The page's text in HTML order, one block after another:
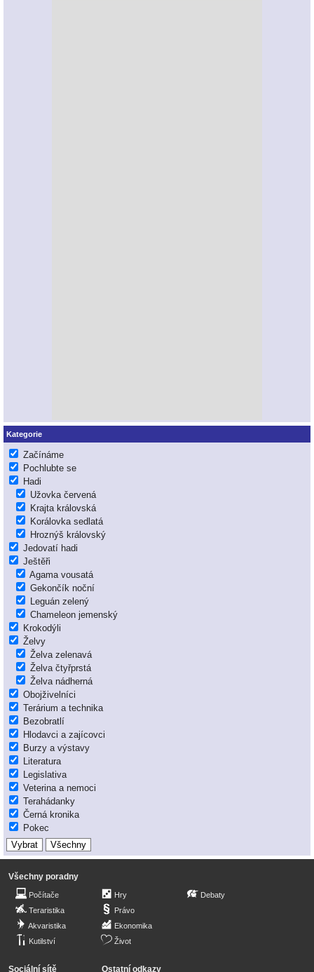
Kategorie
Začínáme
Pochlubte se
Hadi
Užovka červená
Krajta královská
Korálovka sedlatá
Hroznýš královský
Jedovatí hadi
Ještěři
Agama vousatá
Gekončík noční
Leguán zelený
Chameleon jemenský
Krokodýli
Želvy
Želva zelenavá
Želva čtyřprstá
Želva nádherná
Obojživelníci
Terárium a technika
Bezobratlí
Hlodavci a zajícovci
Burzy a výstavy
Literatura
Legislativa
Veterina a nemoci
Terahádanky
Černá kronika
Pokec
Všechny poradny
Počítače
Teraristika
Akvaristika
Kutilství
Hry
Právo
Ekonomika
Život
Debaty
Sociální sítě Ostatní odkazy